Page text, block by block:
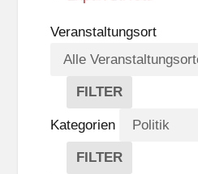
Veranstaltungsort
FILTER
V
E
R
A
Kategorien
FILTER